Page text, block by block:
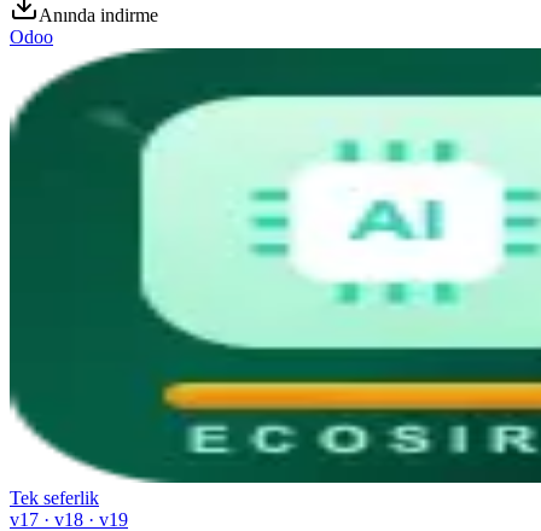
Anında indirme
Odoo
Tek seferlik
v17 · v18 · v19